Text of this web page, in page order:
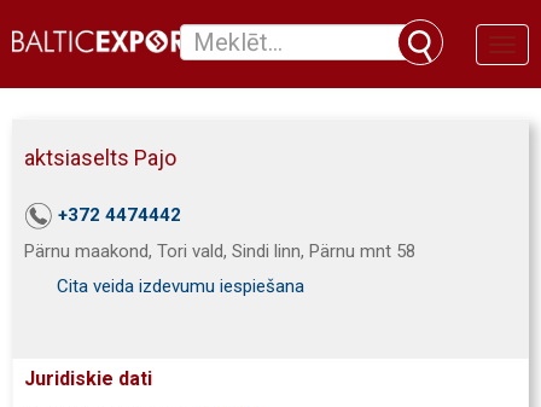
aktsiaselts Pajo
+372 4474442
Pärnu maakond, Tori vald, Sindi linn, Pärnu mnt 58
Cita veida izdevumu iespiešana
Juridiskie dati